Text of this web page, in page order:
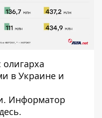
в Украине и
Информатор
.